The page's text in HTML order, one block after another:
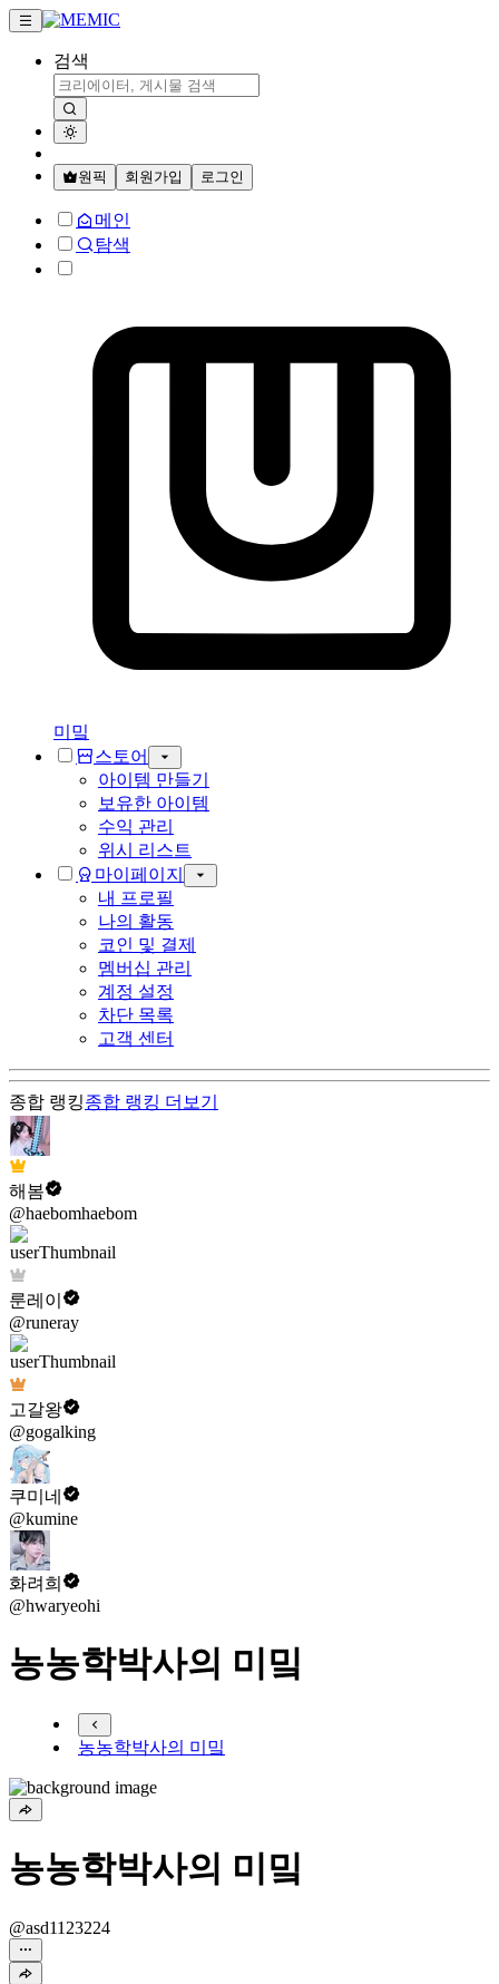
검색
원픽 회원가입 로그인
메인
탐색
미밐
스토어
아이템 만들기
보유한 아이템
수익 관리
위시 리스트
마이페이지
내 프로필
나의 활동
코인 및 결제
멤버십 관리
계정 설정
차단 목록
고객 센터
종합 랭킹종합 랭킹 더보기
해봄
@haebomhaebom
룬레이
@runeray
고갈왕
@gogalking
쿠미네
@kumine
화려희
@hwaryeohi
농농학박사의 미밐
농농학박사의 미밐
농농학박사의 미밐
@asd1123224